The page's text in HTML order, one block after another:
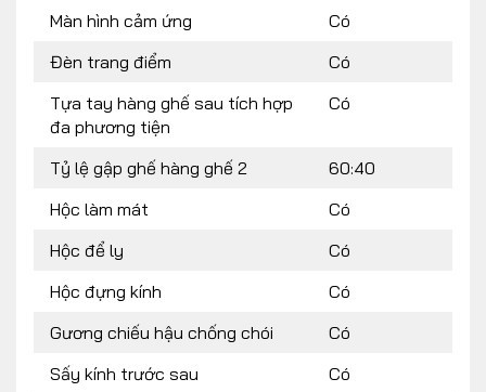
Màn hình cảm ứng
Có
Đèn trang điểm
Có
Tựa tay hàng ghế sau tích hợp
đa phương tiện
Có
Tỷ lệ gập ghế hàng ghế 2
60:40
Hộc làm mát
Có
Hộc để ly
Có
Hộc đựng kính
Có
Gương chiếu hậu chống chói
Có
Sấy kính trước sau
Có